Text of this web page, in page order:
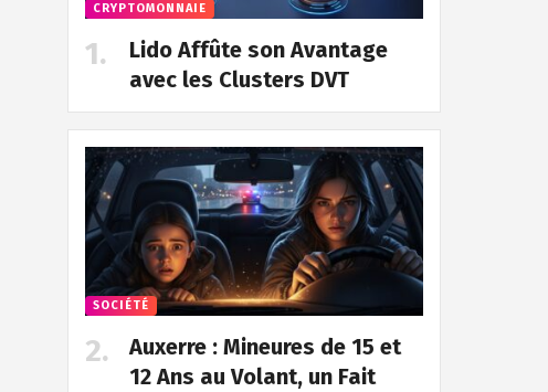
CRYPTOMONNAIE
Lido Affûte son Avantage
avec les Clusters DVT
SOCIÉTÉ
Auxerre : Mineures de 15 et
12 Ans au Volant, un Fait